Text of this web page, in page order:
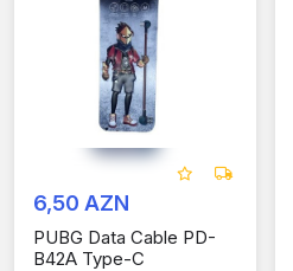
6,50 AZN
PUBG Data Cable PD-
B42A Type-C